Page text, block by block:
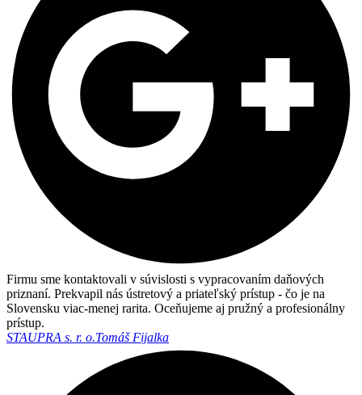
Firmu sme kontaktovali v súvislosti s vypracovaním daňových
priznaní. Prekvapil nás ústretový a priateľský prístup - čo je na
Slovensku viac-menej rarita. Oceňujeme aj pružný a profesionálny
prístup.
STAUPRA s. r. o.Tomáš Fijalka